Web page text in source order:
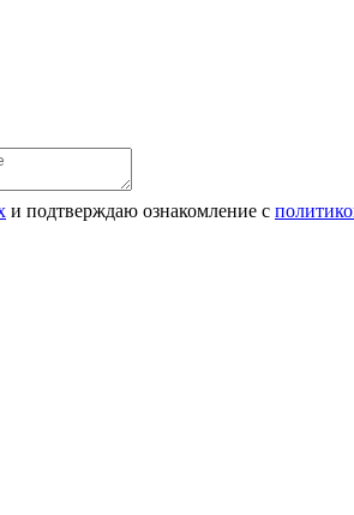
и подтверждаю ознакомление с